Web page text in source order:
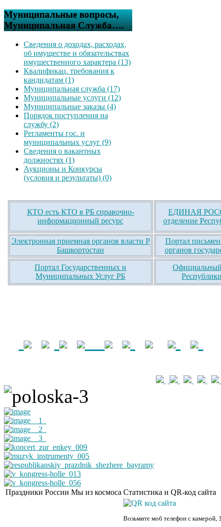
Муниципальные вопросы,
Муниципальная Служба….
Сведения о доходах, расходах,
об имуществе и обязательствах
имущественного характера (13)
Квалификац. требования к
кандидатам (1)
Муниципальная служба (17)
Муниципальные услуги (12)
Муниципальные заказы (4)
Порядок поступления на
службу (2)
Регламенты гос. и
муниципальных услуг (9)
Сведения о вакантных
должностях (1)
Аукционы и Конкурсы
(условия и результаты) (0)
КТО есть КТО в РБ справочно-
информационный ресурс
ЕДИНАЯ
отделение
Электронная приемная органов власти Р
Башкортостан
Портал
органов
Портал Государственных и
Муниципальных Услуг РБ
Официальный
Праздники России Мы из космоса Статистика и QR-код сайта
Возьмите моб телефон с камерой,